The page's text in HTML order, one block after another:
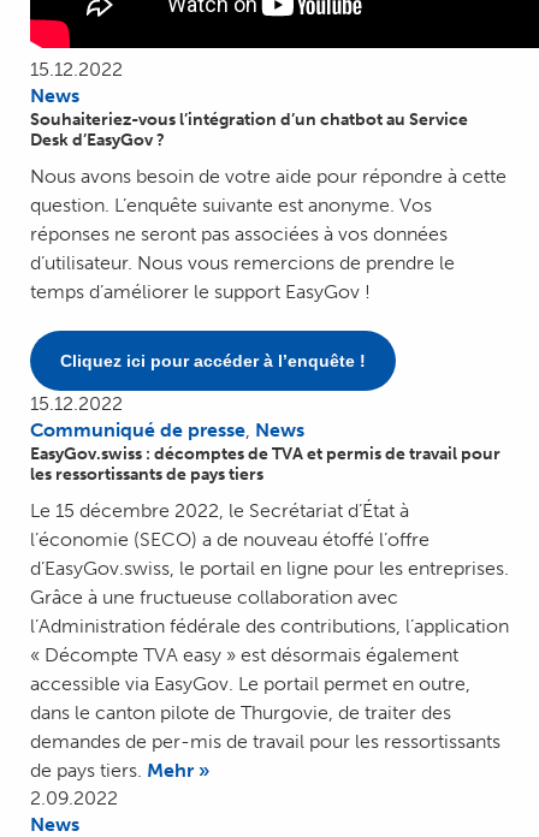
15.12.2022
News
Souhaiteriez-vous l’intégration d’un chatbot au Service
Desk d’EasyGov ?
Nous avons besoin de votre aide pour répondre à cette
question. L’enquête suivante est anonyme. Vos
réponses ne seront pas associées à vos données
d’utilisateur. Nous vous remercions de prendre le
temps d’améliorer le support EasyGov !
Cliquez ici pour accéder à l’enquête !
15.12.2022
Communiqué de presse, News
EasyGov.swiss : décomptes de TVA et permis de travail pour
les ressortissants de pays tiers
Le 15 décembre 2022, le Secrétariat d’État à
l’économie (SECO) a de nouveau étoffé l’offre
d’EasyGov.swiss, le portail en ligne pour les entreprises.
Grâce à une fructueuse collaboration avec
l’Administration fédérale des contributions, l’application
« Décompte TVA easy » est désormais également
accessible via EasyGov. Le portail permet en outre,
dans le canton pilote de Thurgovie, de traiter des
demandes de per-mis de travail pour les ressortissants
de pays tiers. Mehr »
2.09.2022
News